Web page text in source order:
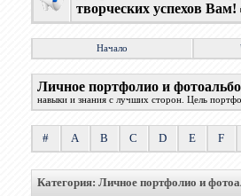
творческих успехов Вам!
Начало
Личное портфолио и
навыки и знания с лучших сторон. Цель
# A B C D E F
Категория: Личное портфолио и